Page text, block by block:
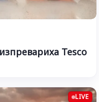
Tesco
LIVE